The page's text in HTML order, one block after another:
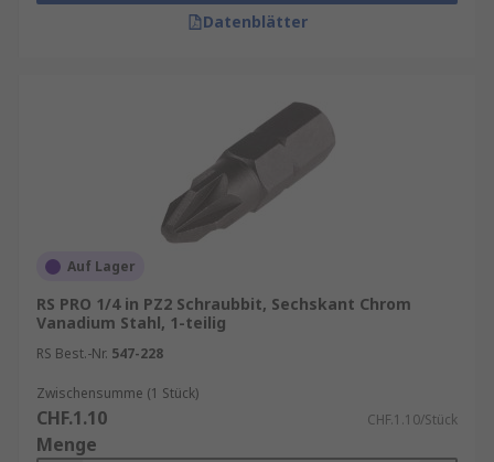
Datenblätter
Auf Lager
RS PRO 1/4 in PZ2 Schraubbit, Sechskant Chrom
Vanadium Stahl, 1-teilig
RS Best.-Nr. 547-228
Zwischensumme (1 Stück)
CHF.1.10 CHF.1.10/Stück
Menge